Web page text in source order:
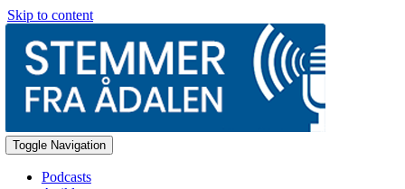
Skip to content
Toggle Navigation
Podcasts